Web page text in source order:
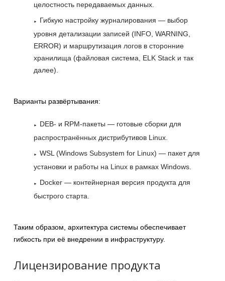
целостность передаваемых данных.
Гибкую настройку журналирования — выбор
уровня детализации записей (INFO, WARNING,
ERROR) и маршрутизация логов в сторонние
хранилища (файловая система, ELK Stack и так
далее).
Варианты развёртывания:
DEB- и RPM-пакеты — готовые сборки для
распространённых дистрибутивов Linux.
WSL (Windows Subsystem for Linux) — пакет для
установки и работы на Linux в рамках Windows.
Docker — контейнерная версия продукта для
быстрого старта.
Таким образом, архитектура системы обеспечивает
гибкость при её внедрении в инфраструктуру.
Лицензирование продукта